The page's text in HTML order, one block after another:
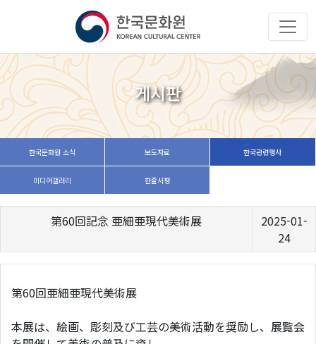
게시판
한국문화원 소식 보도자료 한국관련행사
미디어갤러리 한줄서평
第60回記念 亜細亜現代美術展
2025-01-
24
第60回亜細亜現代美術展
本展は、絵画、彫刻及び工芸の美術活動を奨励し、展覧会